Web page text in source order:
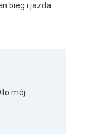
bieg i jazda
mój